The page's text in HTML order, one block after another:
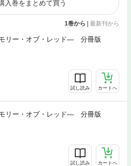
入巻をまとめて買う
1巻から | 最新刊から
リー・オブ・レッド― 分冊版
試し読み カートへ
リー・オブ・レッド― 分冊版
試し読み カートへ